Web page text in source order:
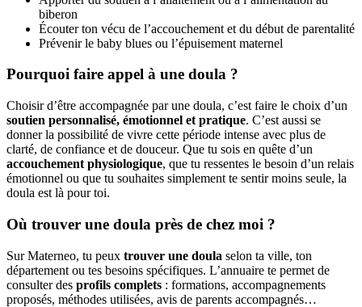
biberon
Écouter ton vécu de l’accouchement et du début de parentalité
Prévenir le baby blues ou l’épuisement maternel
Pourquoi faire appel à une doula ?
Choisir d’être accompagnée par une doula, c’est faire le choix d’un
soutien personnalisé, émotionnel et pratique. C’est aussi se
donner la possibilité de vivre cette période intense avec plus de
clarté, de confiance et de douceur. Que tu sois en quête d’un
accouchement physiologique, que tu ressentes le besoin d’un relais
émotionnel ou que tu souhaites simplement te sentir moins seule, la
doula est là pour toi.
Où trouver une doula près de chez moi ?
Sur Materneo, tu peux trouver une doula selon ta ville, ton
département ou tes besoins spécifiques. L’annuaire te permet de
consulter des profils complets : formations, accompagnements
proposés, méthodes utilisées, avis de parents accompagnés…